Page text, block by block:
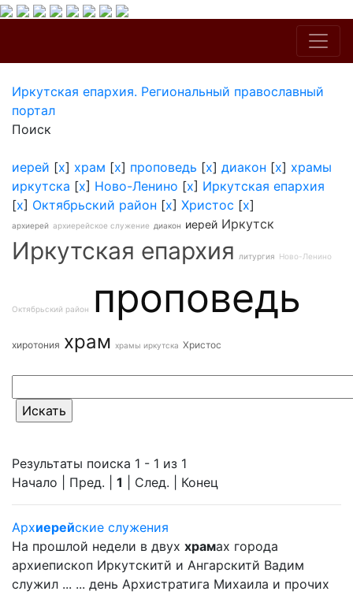
Иркутская епархия. Региональный православный
портал
Поиск
иерей [x] храм [x] проповедь [x] диакон [x] храмы
иркутска [x] Ново-Ленино [x] Иркутская епархия
[x] Октябрьский район [x] Христос [x]
архиерей архиерейское служение диакон иерей Иркутск
Иркутская епархия литургия Ново-Ленино
Октябрьский район проповедь
хиротония храм храмы иркутска Христос
Результаты поиска 1 - 1 из 1
Начало | Пред. | 1 | След. | Конец
Архиерейские служения
На прошлой недели в двух храмах города
архиепископ Иркутскитй и Ангарскитй Вадим
служил ... ... день Архистратига Михаила и прочих